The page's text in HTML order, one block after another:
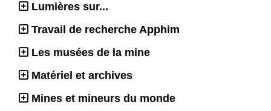
Lumières sur...
Travail de recherche Apphim
Les musées de la mine
Matériel et archives
Mines et mineurs du monde